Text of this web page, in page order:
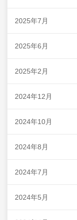
2025年7月
2025年6月
2025年2月
2024年12月
2024年10月
2024年8月
2024年7月
2024年5月